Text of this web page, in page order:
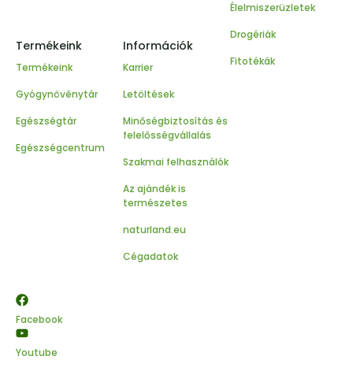
Facebook
Youtube
Termékeink
Termékeink
Gyógynövénytár
Egészségtár
Egészségcentrum
Információk
Karrier
Letöltések
Minőségbiztosítás és
felelősségvállalás
Szakmai felhasználók
Az ajándék is
természetes
naturland.eu
Cégadatok
Élelmiszerüzletek
Drogériák
Fitotékák